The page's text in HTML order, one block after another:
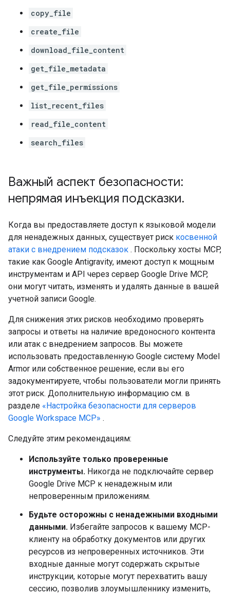
copy_file
create_file
download_file_content
get_file_metadata
get_file_permissions
list_recent_files
read_file_content
search_files
Важный аспект безопасности:
непрямая инъекция подсказки.
Когда вы предоставляете доступ к языковой модели
для ненадежных данных, существует риск косвенной
атаки с внедрением подсказок . Поскольку хосты MCP,
такие как Google Antigravity, имеют доступ к мощным
инструментам и API через сервер Google Drive MCP,
они могут читать, изменять и удалять данные в вашей
учетной записи Google.
Для снижения этих рисков необходимо проверять
запросы и ответы на наличие вредоносного контента
или атак с внедрением запросов. Вы можете
использовать предоставленную Google систему Model
Armor или собственное решение, если вы его
задокументируете, чтобы пользователи могли принять
этот риск. Дополнительную информацию см. в
разделе «Настройка безопасности для серверов
Google Workspace MCP» .
Следуйте этим рекомендациям:
Используйте только проверенные
инструменты. Никогда не подключайте сервер
Google Drive MCP к ненадежным или
непроверенным приложениям.
Будьте осторожны с ненадежными входными
данными. Избегайте запросов к вашему MCP-
клиенту на обработку документов или других
ресурсов из непроверенных источников. Эти
входные данные могут содержать скрытые
инструкции, которые могут перехватить вашу
сессию, позволив злоумышленнику изменить,